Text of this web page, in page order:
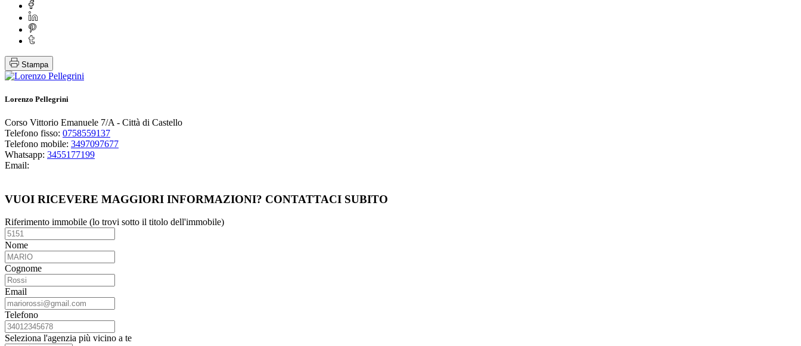
Stampa
Lorenzo Pellegrini
Corso Vittorio Emanuele 7/A - Città di Castello
Telefono fisso: 0758559137
Telefono mobile: 3497097677
Whatsapp: 3455177199
Email:
VUOI RICEVERE MAGGIORI INFORMAZIONI? CONTATTACI SUBITO
Riferimento immobile (lo trovi sotto il titolo dell'immobile)
Nome
Cognome
Email
Telefono
Seleziona l'agenzia più vicino a te